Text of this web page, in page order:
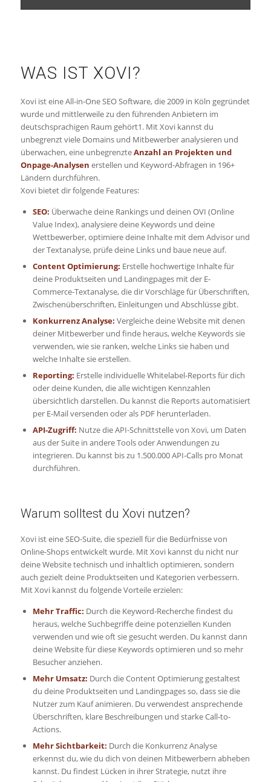
WAS IST XOVI?
Xovi ist eine All-in-One SEO Software, die 2009 in Köln gegründet
wurde und mittlerweile zu den führenden Anbietern im
deutschsprachigen Raum gehört1. Mit Xovi kannst du
unbegrenzt viele Domains und Mitbewerber analysieren und
überwachen, eine unbegrenzteAnzahl an Projekten und
Onpage-Analysen erstellen und Keyword-Abfragen in 196+
Ländern durchführen.
Xovi bietet dir folgende Features:
SEO: Überwache deine Rankings und deinen OVI (Online
Value Index), analysiere deine Keywords und deine
Wettbewerber, optimiere deine Inhalte mit dem Advisor und
der Textanalyse, prüfe deine Links und baue neue auf.
Content Optimierung: Erstelle hochwertige Inhalte für
deine Produktseiten und Landingpages mit der E-
Commerce-Textanalyse, die dir Vorschläge für Überschriften,
Zwischenüberschriften, Einleitungen und Abschlüsse gibt.
Konkurrenz Analyse: Vergleiche deine Website mit denen
deiner Mitbewerber und finde heraus, welche Keywords sie
verwenden, wie sie ranken, welche Links sie haben und
welche Inhalte sie erstellen.
Reporting: Erstelle individuelle Whitelabel-Reports für dich
oder deine Kunden, die alle wichtigen Kennzahlen
übersichtlich darstellen. Du kannst die Reports automatisiert
per E-Mail versenden oder als PDF herunterladen.
API-Zugriff: Nutze die API-Schnittstelle von Xovi, um Daten
aus der Suite in andere Tools oder Anwendungen zu
integrieren. Du kannst bis zu 1.500.000 API-Calls pro Monat
durchführen.
Warum solltest du Xovi nutzen?
Xovi ist eine SEO-Suite, die speziell für die Bedürfnisse von
Online-Shops entwickelt wurde. Mit Xovi kannst du nicht nur
deine Website technisch und inhaltlich optimieren, sondern
auch gezielt deine Produktseiten und Kategorien verbessern.
Mit Xovi kannst du folgende Vorteile erzielen:
Mehr Traffic: Durch die Keyword-Recherche findest du
heraus, welche Suchbegriffe deine potenziellen Kunden
verwenden und wie oft sie gesucht werden. Du kannst dann
deine Website für diese Keywords optimieren und so mehr
Besucher anziehen.
Mehr Umsatz: Durch die Content Optimierung gestaltest
du deine Produktseiten und Landingpages so, dass sie die
Nutzer zum Kauf animieren. Du verwendest ansprechende
Überschriften, klare Beschreibungen und starke Call-to-
Actions.
Mehr Sichtbarkeit: Durch die Konkurrenz Analyse
erkennst du, wie du dich von deinen Mitbewerbern abheben
kannst. Du findest Lücken in ihrer Strategie, nutzt ihre